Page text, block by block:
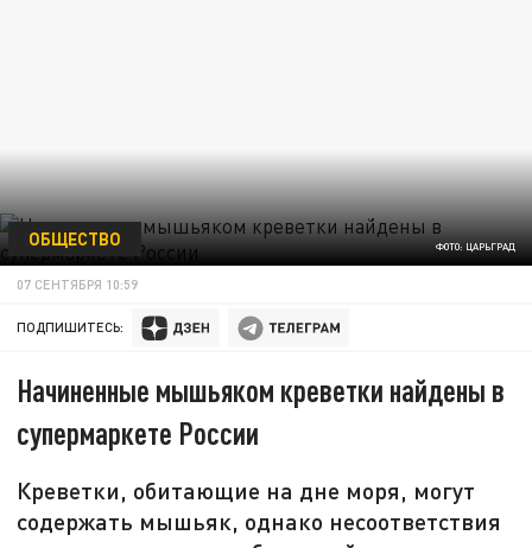
ФОТО: ЦАРЬГРАД
ОБЩЕСТВО
07 СЕНТЯБРЯ 10:59
ПОДПИШИТЕСЬ:
Начиненные мышьяком креветки найдены в
супермаркете России
Креветки, обитающие на дне моря, могут
содержать мышьяк, однако несоответствия